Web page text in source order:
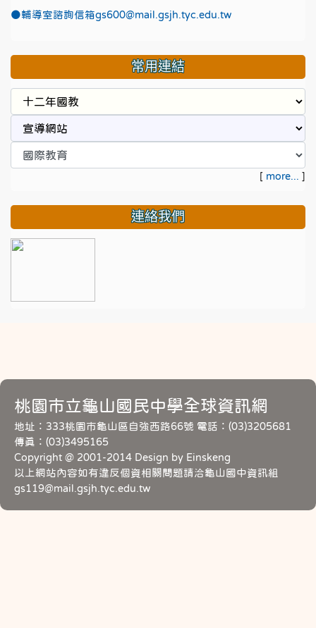
●輔導室諮詢信箱gs600@mail.gsjh.tyc.edu.tw
常用連結
[ more... ]
連絡我們
桃園市立龜山國民中學全球資訊網
地址：333桃園市龜山區自強西路66號 電話：(03)3205681
傳真：(03)3495165
Copyright @ 2001-2014 Design by Einskeng
以上網站內容如有違反個資相關問題請洽龜山國中資訊組
gs119@mail.gsjh.tyc.edu.tw